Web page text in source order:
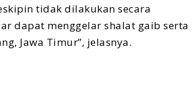
tidak dilakukan secara
dapat menggelar shalat gaib serta
Jawa Timur”, jelasnya.